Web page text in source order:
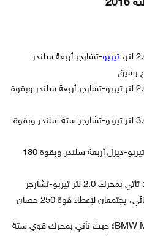
تيربو-تشارجر أربعة سلندر
BMW 328i: تأتي بمحرك 2.0 لتر تيربو-تشارجر أربعة سلندر وبقوة
BMW 340i: تأتي بمحرك 3.0 لتر تيربو-تشارجر ستة سلندر وبقوة
BMW 328d: تأتي بمحرك تيربو-ديزل أربعة سلندر وبقوة 180
BMW 330e plug-hybrid: تأتي بمحرك 2.0 لتر تيربو-تشارجر
يجتمعان لإعطاء قوة 250 حصان
؛ حيث تأتي بمحرك قوي ستة